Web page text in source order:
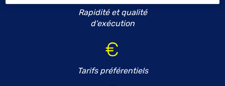
Rapidité et qualité
d'exécution
Tarifs préférentiels